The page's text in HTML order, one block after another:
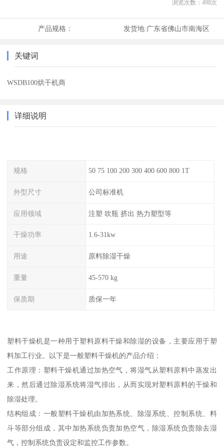
浏览次数： 498次
产品规格： 发货地:广东省佛山市南海区
关键词
WSDB100烘干机商
详细说明
规格 50 75 100 200 300 400 600 800 1T
外型尺寸 公司标准机
应用领域 注塑 吹瓶 挤出 热力塑型等
干燥功率 1.6-31kw
用途 原料除湿干燥
重量 45-570 kg
保质期 质保一年
塑料干燥机是一种用于塑料原料干燥和除湿的设备，主要应用于塑
料加工行业。以下是一般塑料干燥机的产品介绍：
工作原理：塑料干燥机通过加热空气，将湿气从塑料原料中蒸发出
来，然后通过除湿系统将湿气排出，从而实现对塑料原料的干燥和
除湿处理。
结构组成：一般塑料干燥机由加热系统、除湿系统、控制系统、料
斗等部分组成，其中加热系统负责加热空气，除湿系统负责除去湿
气，控制系统负责设定和监控工作参数。